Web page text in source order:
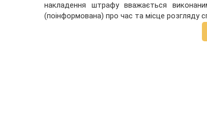
накладення штрафу вважається
(поінформована) про час та місце розгляду